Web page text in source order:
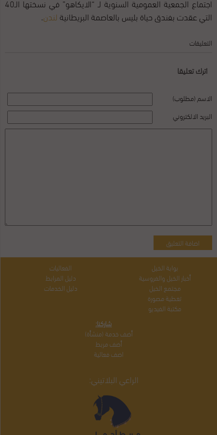
اجتماع الجمعية العمومية السنوية لـ “الايكاهو” في نسختها الـ40
التي عقدت بفندق حياة بليس بالعاصمة البريطانية لندن.
التعليقات
اترك تعليقا
الاسم (مطلوب)
البريد الالكتروني
بوابة الخيل
أخبار الخيل والفروسية
مجتمع الخيل
تغطية مصورة
مكتبة الفيديو
الفعاليات
دليل المرابط
دليل الخدمات
شاركنا:
أضف خدمة (منشأة)
أضف مربط
اضف فعالية
الراعي البلاتيني: